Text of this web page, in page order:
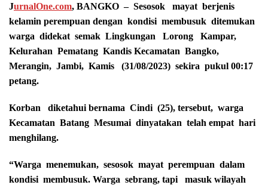
JurnalOne.com, BANGKO – Sesosok mayat berjenis
kelamin perempuan dengan kondisi membusuk ditemukan
warga didekat semak Lingkungan Lorong Kampar,
Kelurahan Pematang Kandis Kecamatan Bangko,
Merangin, Jambi, Kamis (31/08/2023) sekira pukul 00:17
petang.
Korban diketahui bernama Cindi (25), tersebut, warga
Kecamatan Batang Mesumai dinyatakan telah empat hari
menghilang.
“Warga menemukan, sesosok mayat perempuan dalam
kondisi membusuk. Warga sebrang, tapi masuk wilayah